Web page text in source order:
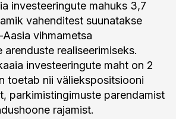
investeeringute mahuks 3,7
vahenditest suunatakse
vihmametsa
realiseerimiseks.
investeeringute maht on 2
toetab nii väliekspositsiooni
parkimistingimuste parendamist
rajamist.